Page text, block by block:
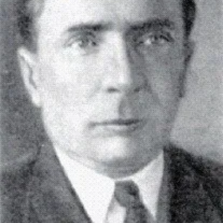
СТРУКТУРА
Президія НАН України
Апарат Президії
Секція фізико-технічних і математичних
наук
Секція хімічних і біологічних наук
Секція суспільних і гуманітарних наук
Установи при Президії
Ради, комітети та комісії
Наукові центри МОН та НАН України
Громадські організації